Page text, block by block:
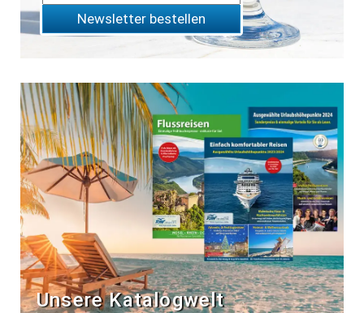
Newsletter bestellen
Unsere Katalogwelt